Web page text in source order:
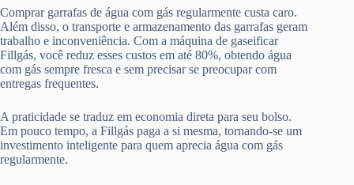
Comprar garrafas de água com gás regularmente custa caro.
Além disso, o transporte e armazenamento das garrafas geram
trabalho e inconveniência. Com a máquina de gaseificar
Fillgás, você reduz esses custos em até 80%, obtendo água
com gás sempre fresca e sem precisar se preocupar com
entregas frequentes.
A praticidade se traduz em economia direta para seu bolso.
Em pouco tempo, a Fillgás paga a si mesma, tornando-se um
investimento inteligente para quem aprecia água com gás
regularmente.